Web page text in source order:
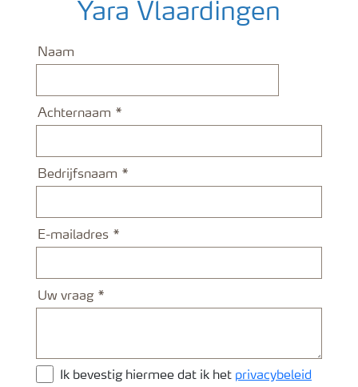
Yara Vlaardingen
Naam
Achternaam
Bedrijfsnaam
E-mailadres
Uw vraag
Ik bevestig hiermee dat ik het privacybeleid